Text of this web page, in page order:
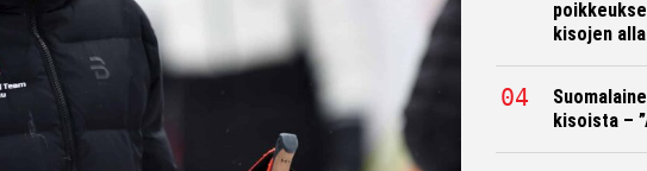
kisojen alla
kisoista –